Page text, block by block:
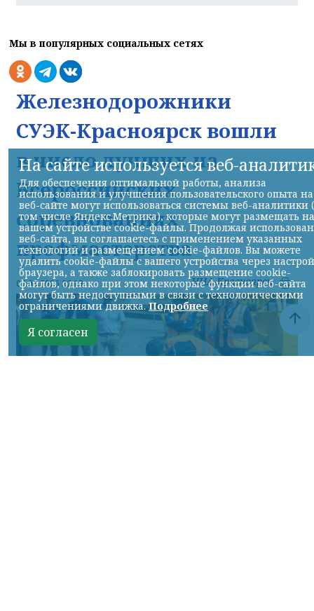
Мы в популярных социальных сетях
Железнодорожники
СУЭК-Красноярск вошли
в число лучших на
Всероссийских
соревнованиях
профмастерства
07.08.2026 22:13 НИА-Красноярск
На сайте используется веб-
Для обеспечения оптимальной работы, анализа
использования и улучшения пользовательского опыта на
веб-сайте могут использоваться системы веб-аналитики
том числе Яндекс.Метрика), которые могут размещать на
вашем устройстве cookie-файлы. Продолжая
веб-сайта, вы соглашаетесь с применением указанных
технологий и размещением cookie-файлов. Вы можете
удалить cookie-файлы с вашего устройства через
браузера, а также заблокировать размещение cookie-
файлов, однако при этом некоторые функции веб-сайта
могут быть недоступными в связи с технологическими
ограничениями движка.Подробнее
Я согласен